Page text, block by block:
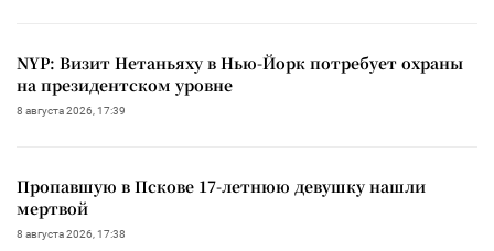
NYP: Визит Нетаньяху в Нью-Йорк потребует охраны
на президентском уровне
8 августа 2026, 17:39
Пропавшую в Пскове 17-летнюю девушку нашли
мертвой
8 августа 2026, 17:38